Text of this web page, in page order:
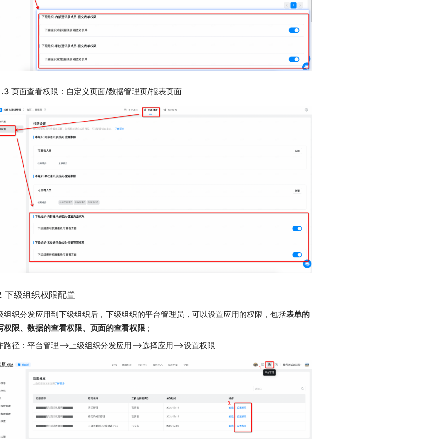
页面查看权限：自定义页面/数据管理页/报表页面
下级组织权限配置
组织分发应用到下级组织后，下级组织的平台管理员，可以设置应用的权限，包括表单的
权限、数据的查看权限、页面的查看权限 ；
路径：平台管理—>上级组织分发应用—>选择应用—>设置权限